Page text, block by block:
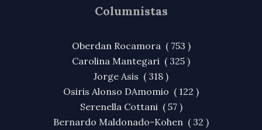
Columnistas
Oberdan Rocamora ( 753 )
Carolina Mantegari ( 325 )
Jorge Asis ( 318 )
Osiris Alonso DAmomio ( 122 )
Serenella Cottani ( 57 )
Bernardo Maldonado-Kohen ( 32 )